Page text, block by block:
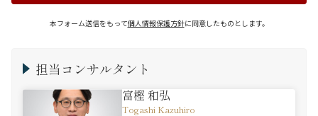
本フォーム送信をもって個人情報保護方針に同意したものとします。
担当コンサルタント
富樫 和弘
Togashi Kazuhiro